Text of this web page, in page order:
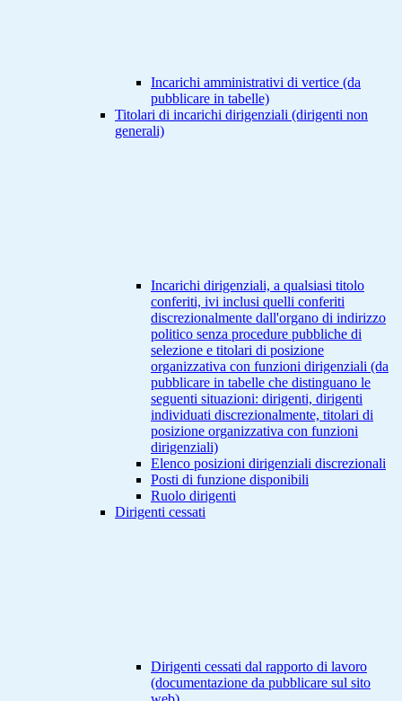
Incarichi amministrativi di vertice (da
pubblicare in tabelle)
Titolari di incarichi dirigenziali (dirigenti non
generali)
Incarichi dirigenziali, a qualsiasi titolo
conferiti, ivi inclusi quelli conferiti
discrezionalmente dall'organo di indirizzo
politico senza procedure pubbliche di
selezione e titolari di posizione
organizzativa con funzioni dirigenziali (da
pubblicare in tabelle che distinguano le
seguenti situazioni: dirigenti, dirigenti
individuati discrezionalmente, titolari di
posizione organizzativa con funzioni
dirigenziali)
Elenco posizioni dirigenziali discrezionali
Posti di funzione disponibili
Ruolo dirigenti
Dirigenti cessati
Dirigenti cessati dal rapporto di lavoro
(documentazione da pubblicare sul sito